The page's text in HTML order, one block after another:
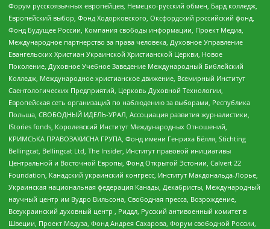
Форум русскоязычных европейцев, Немецко-русский обмен, Бард колледж,
Европейский выбор, Фонд Ходорковского, Оксфордский российский фонд,
Фонд Будущее России, Компания свободы информации, Проект Медиа,
Международное партнерство за права человека, Духовное Управление
Евангельских Христиан Украинской Христианской Церкви, Новое
Поколение, Духовное Учебное Заведение Международный Библейский
Колледж, Международное христианское движение, Всемирный Институт
Саентологических Предприятий, Церковь Духовной Технологии,
Европейская сеть организаций по наблюдению за выборами, Республика
Польша, СВОБОДНЫЙ ИДЕЛЬ-УРАЛ, Ассоциация развития журналистики,
IStories fonds, Королевский Институт Международных Отношений,
КРИМСЬКА ПРАВОЗАХИСНА ГРУПА, Фонд имени Генриха Бёлля, Stichting
Bellingcat, Bellingcat Ltd, The Insider, Институт правовой инициативы
Центральной и Восточной Европы, Фонд Открытой Эстонии, Calvert 22
Foundation, Канадский украинский конгресс, Институт Макдональда-Лорье,
Украинская национальная федерация Канады, Декабристы, Международный
научный центр им Вудро Вильсона, Свободная пресса, Возрождение,
Всеукраинский духовный центр , Риддл, Русский антивоенный комитет в
Швеции, Проект Медуза, Фонд Андрея Сахарова, Форум свободной России,